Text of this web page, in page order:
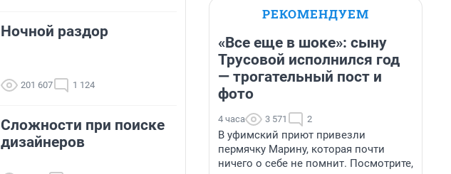
Ночной раздор
201 607 1 124
Сложности при поиске
дизайнеров
РЕКОМЕНДУЕМ
«Все еще в шоке»: сыну
Трусовой исполнился год
— трогательный пост и
фото
4 часа 3 571 2
В уфимский приют привезли
пермячку Марину, которая почти
ничего о себе не помнит. Посмотрите,